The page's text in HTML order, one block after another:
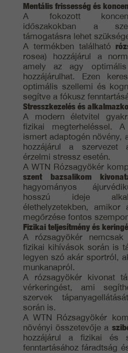
Mentális frissesség és
A fokozott
időszakokban a
támogatásra lehet
A termékben található
rosea) hozzájárul a
amely az agy
hozzájárulhat. Ezen
optimális szellemi és
segítve a fókusz
Stresszkezelés és
A modern életvitel
fizikai megterheléssel.
ismert adaptogén növény,
hozzájárul a szervezet
érzelmi stressz esetén.
A WTN Rózsagyökér
szent bazsalikom
hagyományos
hosszú ideje
élethelyzetekben, amikor
megőrzése fontos
Fizikai teljesítmény és
A rózsagyökér
fizikai kihívások során is
legyen szó akár sportról,
munkanapról.
A rózsagyökér kivonat
vérkeringést, ami
szervek
során is.
A WTN Rózsagyökér
növényi összetevője a
hozzájárul a fizikai és
fenntartásához fáradtság